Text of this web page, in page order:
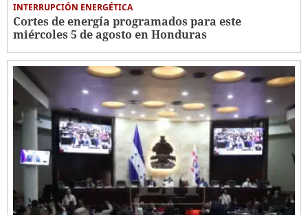
INTERRUPCIÓN ENERGÉTICA
Cortes de energía programados para este
miércoles 5 de agosto en Honduras